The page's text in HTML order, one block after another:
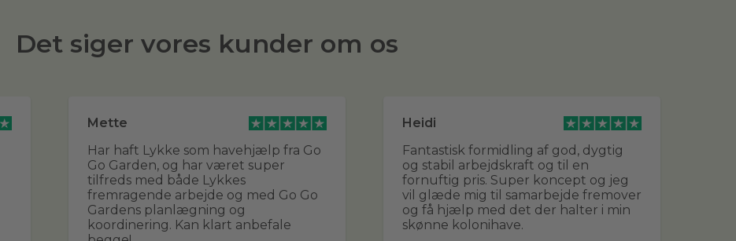
Det siger vores kunder om os
Mette
Har haft Lykke som havehjælp fra Go
Go Garden, og har været super
tilfreds med både Lykkes
fremragende arbejde og med Go Go
Gardens planlægning og
koordinering. Kan klart anbefale
Heidi
Fantastisk formidling af god, dygtig
og stabil arbejdskraft og til en
fornuftig pris. Super koncept og jeg
vil glæde mig til samarbejde fremover
og få hjælp med det der halter i min
skønne kolonihave.